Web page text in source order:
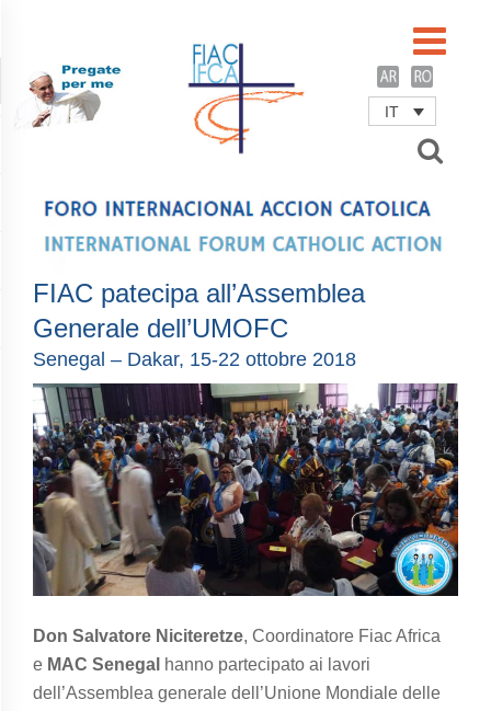
IT
FIAC patecipa all’Assemblea
Generale dell’UMOFC
Senegal – Dakar, 15-22 ottobre 2018
Don Salvatore Niciteretze, Coordinatore Fiac Africa
e MAC Senegal hanno partecipato ai lavori
dell’Assemblea generale dell’Unione Mondiale delle
Password